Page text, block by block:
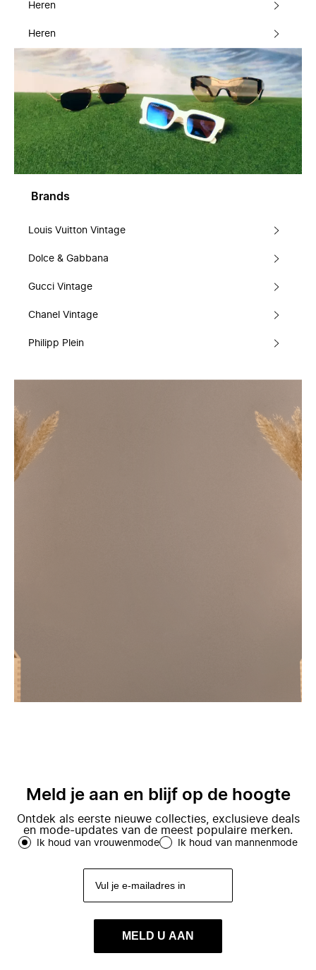
Heren
Heren
Brands
Louis Vuitton Vintage
Dolce & Gabbana
Gucci Vintage
Chanel Vintage
Philipp Plein
Meld je aan en blijf op de hoogte
Ontdek als eerste nieuwe collecties, exclusieve deals
en mode-updates van de meest populaire merken.
Ik houd van vrouwenmode Ik houd van mannenmode
MELD U AAN